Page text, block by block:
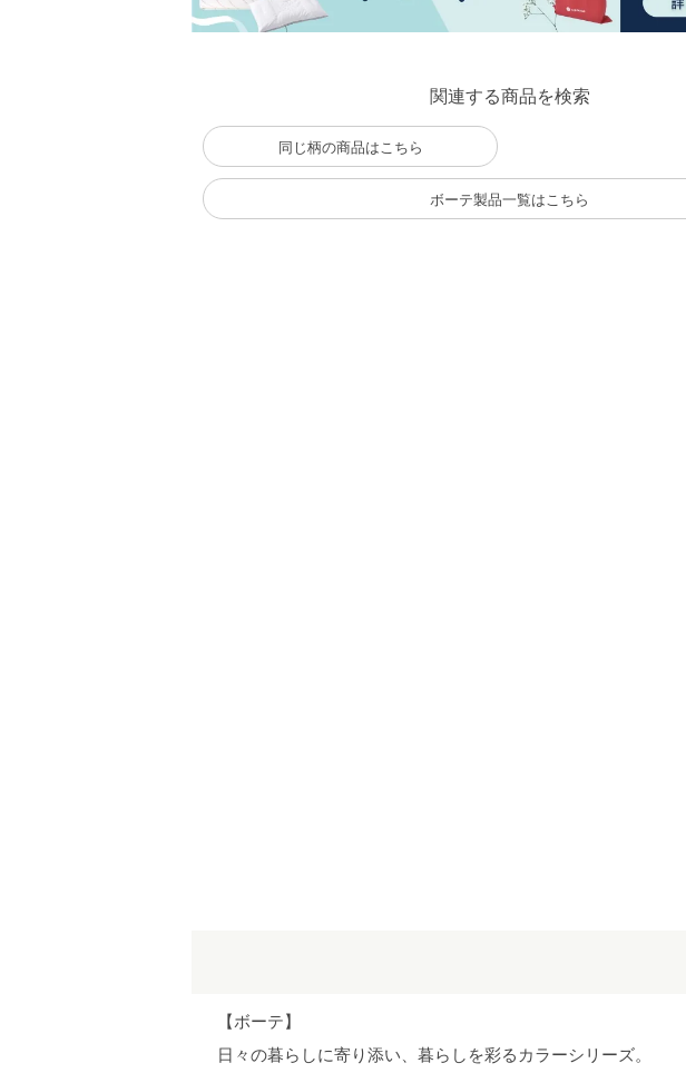
関連する商品を検索
同じ柄の商品はこちら
ボーテ製品一覧はこちら
【ボーテ】
日々の暮らしに寄り添い、暮らしを彩るカラーシリーズ。